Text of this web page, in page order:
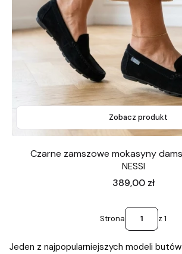
Zobacz produkt
Czarne zamszowe mokasyny
NESSI
Cena
389,00 zł
Strona z 1
Jeden z najpopularniejszych modeli butów